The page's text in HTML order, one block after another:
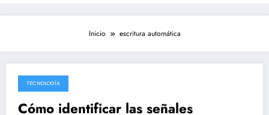
Inicio escritura automática
7 April 2025
TECNOLOGÍA
Cómo identificar las señales